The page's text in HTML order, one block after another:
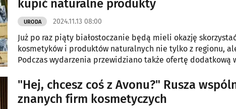
kupić naturalne produkty
URODA 2024.11.13 08:00
Już po raz piąty białostoczanie będą mieli okazję
kosmetyków i produktów naturalnych nie tylko z regionu,
Podczas wydarzenia przewidziano także ofertę dodatkową
"Hej, chcesz coś z Avonu?" Rusza
znanych firm kosmetyczych